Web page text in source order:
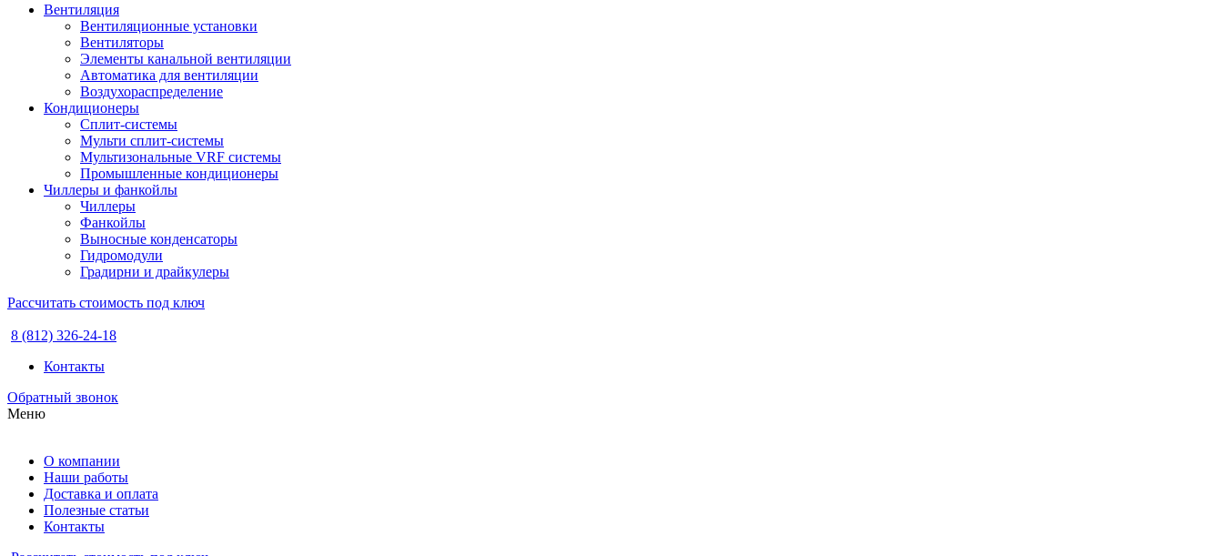
Вентиляция
Вентиляционные установки
Вентиляторы
Элементы канальной вентиляции
Автоматика для вентиляции
Воздухораспределение
Кондиционеры
Сплит-системы
Мульти сплит-системы
Мультизональные VRF системы
Промышленные кондиционеры
Чиллеры и фанкойлы
Чиллеры
Фанкойлы
Выносные конденсаторы
Гидромодули
Градирни и драйкулеры
Рассчитать стоимость под ключ
8 (812) 326-24-18
Контакты
Обратный звонок
Меню
О компании
Наши работы
Доставка и оплата
Полезные статьи
Контакты